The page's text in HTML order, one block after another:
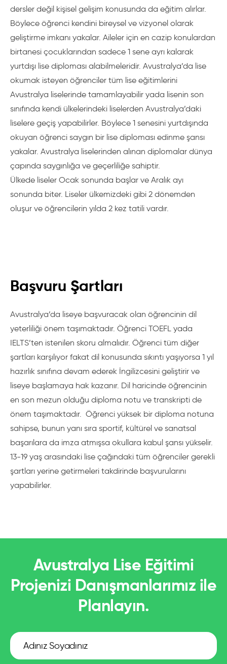
dersler değil kişisel gelişim konusunda da eğitim alırlar.
Böylece öğrenci kendini bireysel ve vizyonel olarak
geliştirme imkanı yakalar. Aileler için en cazip konulardan
birtanesi çocuklarından sadece 1 sene ayrı kalarak
yurtdışı lise diploması alabilmeleridir. Avustralya’da lise
okumak isteyen öğrenciler tüm lise eğitimlerini
Avustralya liselerinde tamamlayabilir yada lisenin son
sınıfında kendi ülkelerindeki liselerden Avustralya’daki
liselere geçiş yapabilirler. Böylece 1 senesini yurtdışında
okuyan öğrenci saygın bir lise diploması edinme şansı
yakalar. Avustralya liselerinden alınan diplomalar dünya
çapında saygınlığa ve geçerliliğe sahiptir.
Ülkede liseler Ocak sonunda başlar ve Aralık ayı
sonunda biter. Liseler ülkemizdeki gibi 2 dönemden
oluşur ve öğrencilerin yılda 2 kez tatili vardır.
Başvuru Şartları
Avustralya’da liseye başvuracak olan öğrencinin dil
yeterliliği önem taşımaktadır. Öğrenci TOEFL yada
IELTS’ten istenilen skoru almalıdır. Öğrenci tüm diğer
şartları karşılıyor fakat dil konusunda sıkıntı yaşıyorsa 1 yıl
hazırlık sınıfına devam ederek İngilizcesini geliştirir ve
liseye başlamaya hak kazanır. Dil haricinde öğrencinin
en son mezun olduğu diploma notu ve transkripti de
önem taşımaktadır. Öğrenci yüksek bir diploma notuna
sahipse, bunun yanı sıra sportif, kültürel ve sanatsal
başarılara da imza atmışsa okullara kabul şansı yükselir.
13-19 yaş arasındaki lise çağındaki tüm öğrenciler gerekli
şartları yerine getirmeleri takdirinde başvurularını
yapabilirler.
Avustralya Lise Eğitimi
Projenizi Danışmanlarımız ile
Planlayın.